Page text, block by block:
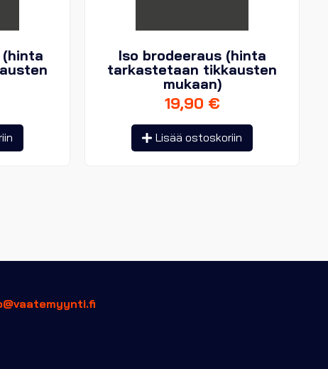
(hinta
Iso brodeeraus (hinta
tarkastetaan tikkausten
mukaan)
19,90 €
Lisää ostoskoriin